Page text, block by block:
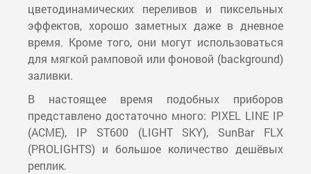
цветодинамических переливов и пиксельных
эффектов, хорошо заметных даже в дневное
время. Кроме того, они могут использоваться
для мягкой рамповой или фоновой (background)
заливки.
В настоящее время подобных приборов
представлено достаточно много: PIXEL LINE IP
(ACME), IP ST600 (LIGHT SKY), SunBar FLX
(PROLIGHTS) и большое количество дешёвых
реплик.